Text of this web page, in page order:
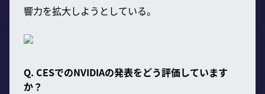
響力を拡大しようとしている。
Q. CESでのNVIDIAの発表をどう評価しています
か？